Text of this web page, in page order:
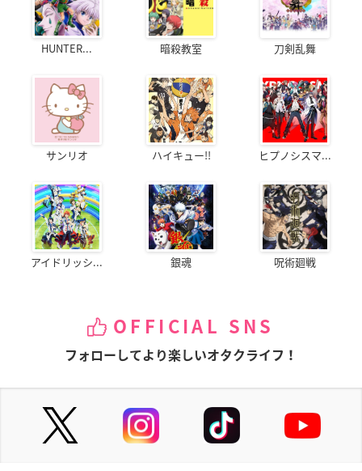
HUNTER... 暗殺教室 刀剣乱舞
サンリオ ハイキュー!! ヒプノシスマ...
アイドリッシ... 銀魂 呪術廻戦
OFFICIAL SNS
フォローしてより楽しいオタクライフ！